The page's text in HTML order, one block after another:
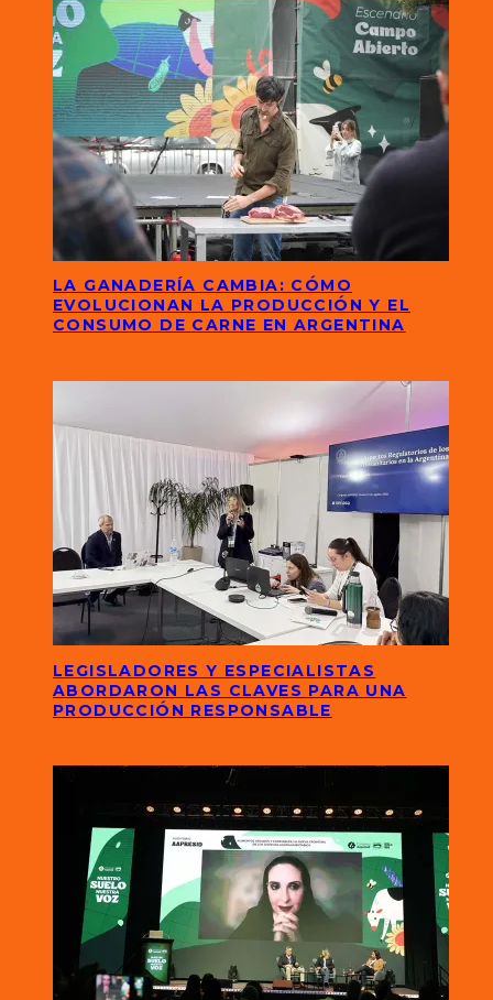
LA GANADERÍA CAMBIA: CÓMO
EVOLUCIONAN LA PRODUCCIÓN Y EL
CONSUMO DE CARNE EN ARGENTINA
LEGISLADORES Y ESPECIALISTAS
ABORDARON LAS CLAVES PARA UNA
PRODUCCIÓN RESPONSABLE